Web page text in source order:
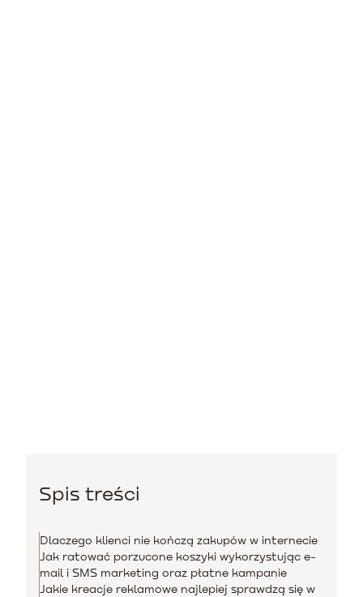
Spis treści
Dlaczego klienci nie kończą zakupów w internecie
Jak ratować porzucone koszyki wykorzystując e-
mail i SMS marketing oraz płatne kampanie
Jakie kreacje reklamowe najlepiej sprawdzą się w